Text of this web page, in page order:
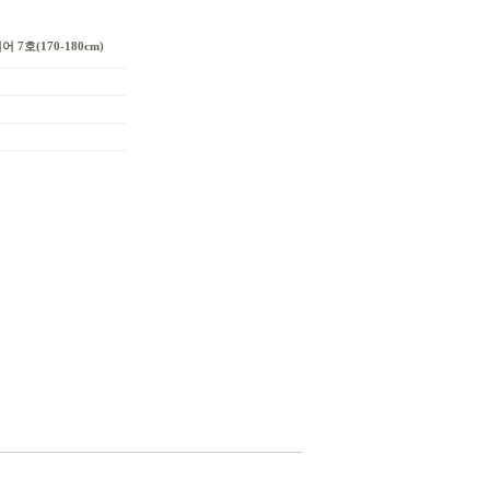
7호(170-180cm)